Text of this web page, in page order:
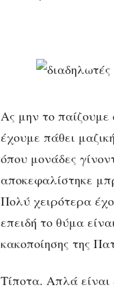
Ας μην το παίζουμε
έχουμε πάθει
όπου μονάδες
αποκεφαλίστηκε
Πολύ χειρότερα
επειδή το θύμα
κακοποίησης της
Τίποτα. Απλά είναι